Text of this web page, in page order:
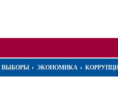
ВЫБОРЫ ЭКОНОМИКА